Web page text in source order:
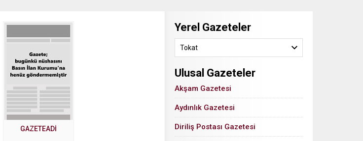
GAZETEADI
Yerel Gazeteler
Tokat
Ulusal Gazeteler
Akşam Gazetesi
Aydınlık Gazetesi
Diriliş Postası Gazetesi